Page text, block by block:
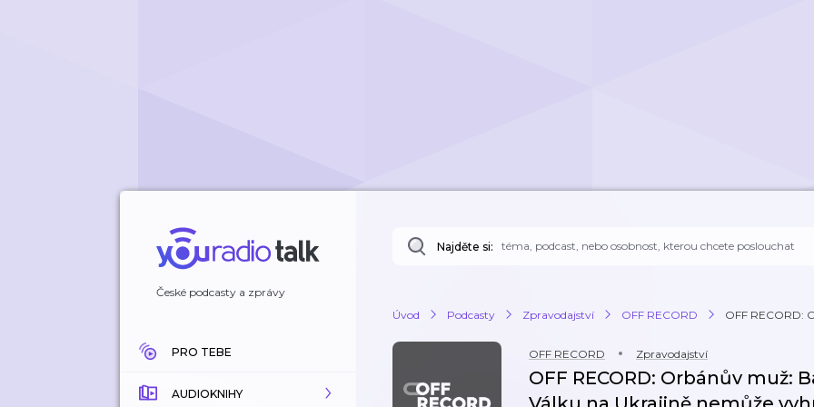
České podcasty a zprávy
PRO TEBE
AUDIOKNIHY
Najděte si:
Úvod Podcasty Zpravodajství OFF RECORD OFF RECORD:
OFF RECORD Zpravodajství
OFF RECORD: Orbánův muž: